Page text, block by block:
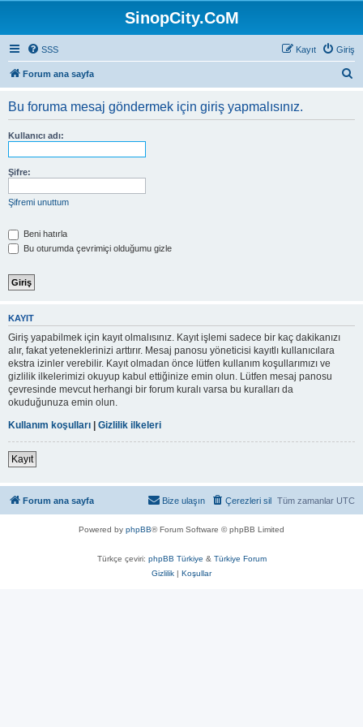
SinopCity.CoM
SSS Giriş
Kayıt
Forum ana sayfa
Bu foruma mesaj göndermek için giriş yapmalısınız.
Kullanıcı adı:
Şifre:
Şifremi unuttum
Beni hatırla
Bu oturumda çevrimiçi olduğumu gizle
KAYIT
Giriş yapabilmek için kayıt olmalısınız. Kayıt işlemi sadece bir kaç dakikanızı
alır, fakat yeteneklerinizi arttırır. Mesaj panosu yöneticisi kayıtlı kullanıcılara
ekstra izinler verebilir. Kayıt olmadan önce lütfen kullanım koşullarımızı ve
gizlilik ilkelerimizi okuyup kabul ettiğinize emin olun. Lütfen mesaj panosu
çevresinde mevcut herhangi bir forum kuralı varsa bu kuralları da
okuduğunuza emin olun.
Kullanım koşulları | Gizlilik ilkeleri
Kayıt
Forum ana sayfa Tüm zamanlar UTC
Çerezleri sil
Bize ulaşın
Powered by phpBB® Forum Software © phpBB Limited
Türkçe çeviri: phpBB Türkiye & Türkiye Forum
Gizlilik | Koşullar